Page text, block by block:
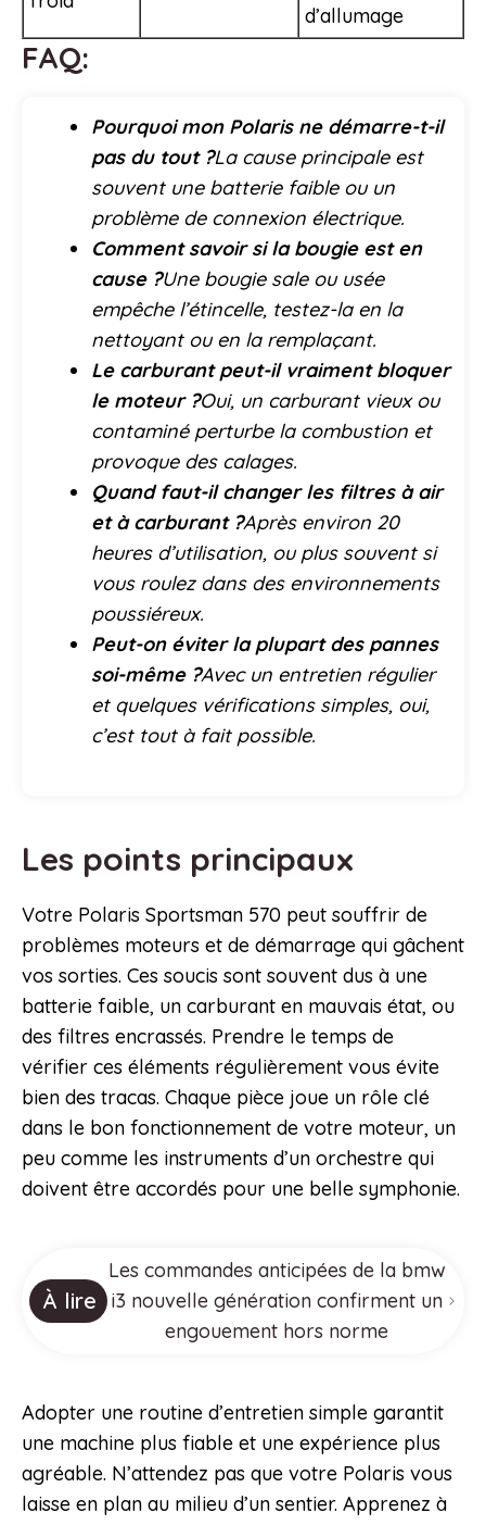
d’allumage
FAQ:
Pourquoi mon Polaris ne démarre-t-il
pas du tout ?La cause principale est
souvent une batterie faible ou un
problème de connexion électrique.
Comment savoir si la bougie est en
cause ?Une bougie sale ou usée
empêche l’étincelle, testez-la en la
nettoyant ou en la remplaçant.
Le carburant peut-il vraiment bloquer
le moteur ?Oui, un carburant vieux ou
contaminé perturbe la combustion et
provoque des calages.
Quand faut-il changer les filtres à air
et à carburant ?Après environ 20
heures d’utilisation, ou plus souvent si
vous roulez dans des environnements
poussiéreux.
Peut-on éviter la plupart des pannes
soi-même ?Avec un entretien régulier
et quelques vérifications simples, oui,
c’est tout à fait possible.
Les points principaux
Votre Polaris Sportsman 570 peut souffrir de
problèmes moteurs et de démarrage qui gâchent
vos sorties. Ces soucis sont souvent dus à une
batterie faible, un carburant en mauvais état, ou
des filtres encrassés. Prendre le temps de
vérifier ces éléments régulièrement vous évite
bien des tracas. Chaque pièce joue un rôle clé
dans le bon fonctionnement de votre moteur, un
peu comme les instruments d’un orchestre qui
doivent être accordés pour une belle symphonie.
À lire
Les commandes anticipées de la bmw
i3 nouvelle génération confirment un
engouement hors norme
Adopter une routine d’entretien simple garantit
une machine plus fiable et une expérience plus
agréable. N’attendez pas que votre Polaris vous
laisse en plan au milieu d’un sentier. Apprenez à